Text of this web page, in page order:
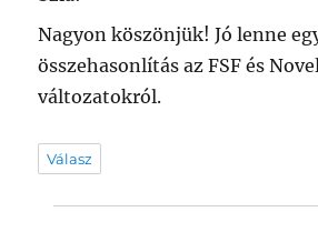
Nagyon köszönjük! Jó lenne
összehasonlítás az FSF és
változatokról.
Válasz